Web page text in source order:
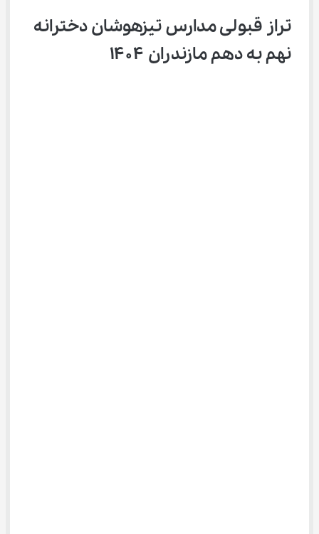
تراز قبولی مدارس تیزهوشان دخترانه
نهم به دهم مازندران ۱۴۰۴